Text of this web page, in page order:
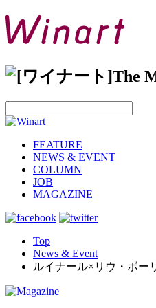
FEATURE
NEWS & EVENT
COLUMN
JOB
MAGAZINE
Top
News & Event
ルイナール×リウ・ボ